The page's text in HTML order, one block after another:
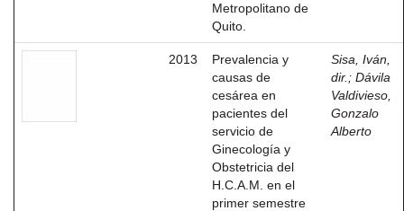
Metropolitano de
Quito.
2013
Prevalencia y
causas de
cesárea en
pacientes del
servicio de
Ginecología y
Obstetricia del
H.C.A.M. en el
primer semestre
Sisa, Iván,
dir. ; Dávila
Valdivieso,
Gonzalo
Alberto